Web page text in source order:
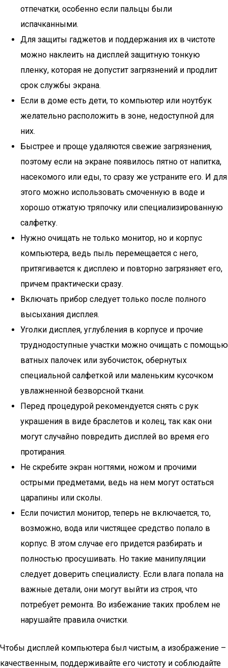
отпечатки, особенно если пальцы были
испачканными.
Для защиты гаджетов и поддержания их в чистоте
можно наклеить на дисплей защитную тонкую
пленку, которая не допустит загрязнений и продлит
срок службы экрана.
Если в доме есть дети, то компьютер или ноутбук
желательно расположить в зоне, недоступной для
них.
Быстрее и проще удаляются свежие загрязнения,
поэтому если на экране появилось пятно от напитка,
насекомого или еды, то сразу же устраните его. И для
этого можно использовать смоченную в воде и
хорошо отжатую тряпочку или специализированную
салфетку.
Нужно очищать не только монитор, но и корпус
компьютера, ведь пыль перемещается с него,
притягивается к дисплею и повторно загрязняет его,
причем практически сразу.
Включать прибор следует только после полного
высыхания дисплея.
Уголки дисплея, углубления в корпусе и прочие
труднодоступные участки можно очищать с помощью
ватных палочек или зубочисток, обернутых
специальной салфеткой или маленьким кусочком
увлажненной безворсной ткани.
Перед процедурой рекомендуется снять с рук
украшения в виде браслетов и колец, так как они
могут случайно повредить дисплей во время его
протирания.
Не скребите экран ногтями, ножом и прочими
острыми предметами, ведь на нем могут остаться
царапины или сколы.
Если почистил монитор, теперь не включается, то,
возможно, вода или чистящее средство попало в
корпус. В этом случае его придется разбирать и
полностью просушивать. Но такие манипуляции
следует доверить специалисту. Если влага попала на
важные детали, они могут выйти из строя, что
потребует ремонта. Во избежание таких проблем не
нарушайте правила очистки.
Чтобы дисплей компьютера был чистым, а изображение –
качественным, поддерживайте его чистоту и соблюдайте